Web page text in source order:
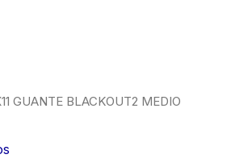
GUANTE BLACKOUT2 MEDIO